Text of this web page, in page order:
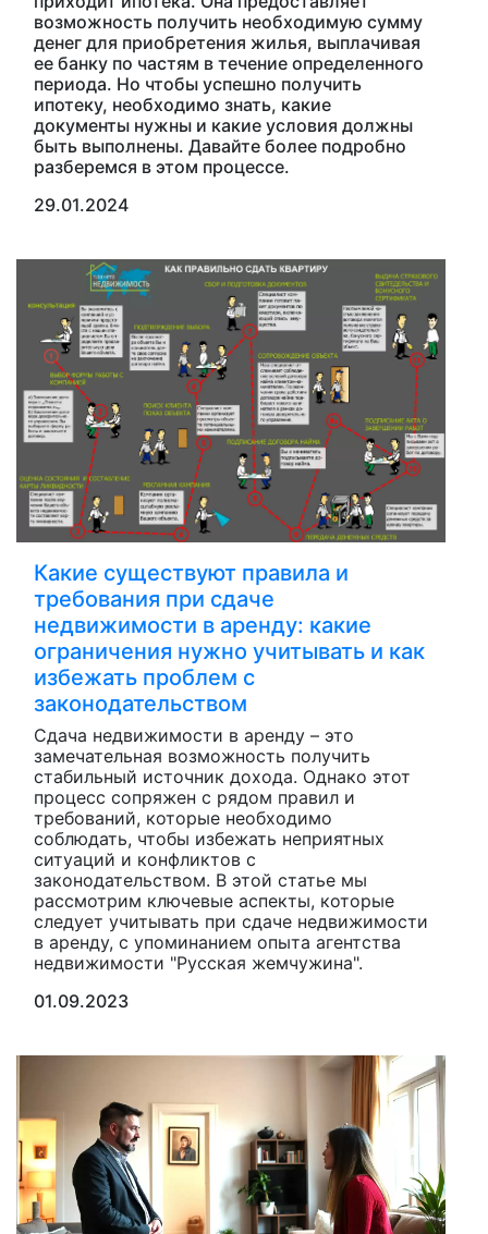
возможность получить необходимую сумму
денег для приобретения жилья, выплачивая
ее банку по частям в течение определенного
периода. Но чтобы успешно получить
ипотеку, необходимо знать, какие
документы нужны и какие условия должны
быть выполнены. Давайте более подробно
разберемся в этом процессе.
29.01.2024
Какие существуют правила и
требования при сдаче
недвижимости в аренду: какие
ограничения нужно учитывать и как
избежать проблем с
законодательством
Сдача недвижимости в аренду – это
замечательная возможность получить
стабильный источник дохода. Однако этот
процесс сопряжен с рядом правил и
требований, которые необходимо
соблюдать, чтобы избежать неприятных
ситуаций и конфликтов с
законодательством. В этой статье мы
рассмотрим ключевые аспекты, которые
следует учитывать при сдаче недвижимости
в аренду, с упоминанием опыта агентства
недвижимости "Русская жемчужина".
01.09.2023